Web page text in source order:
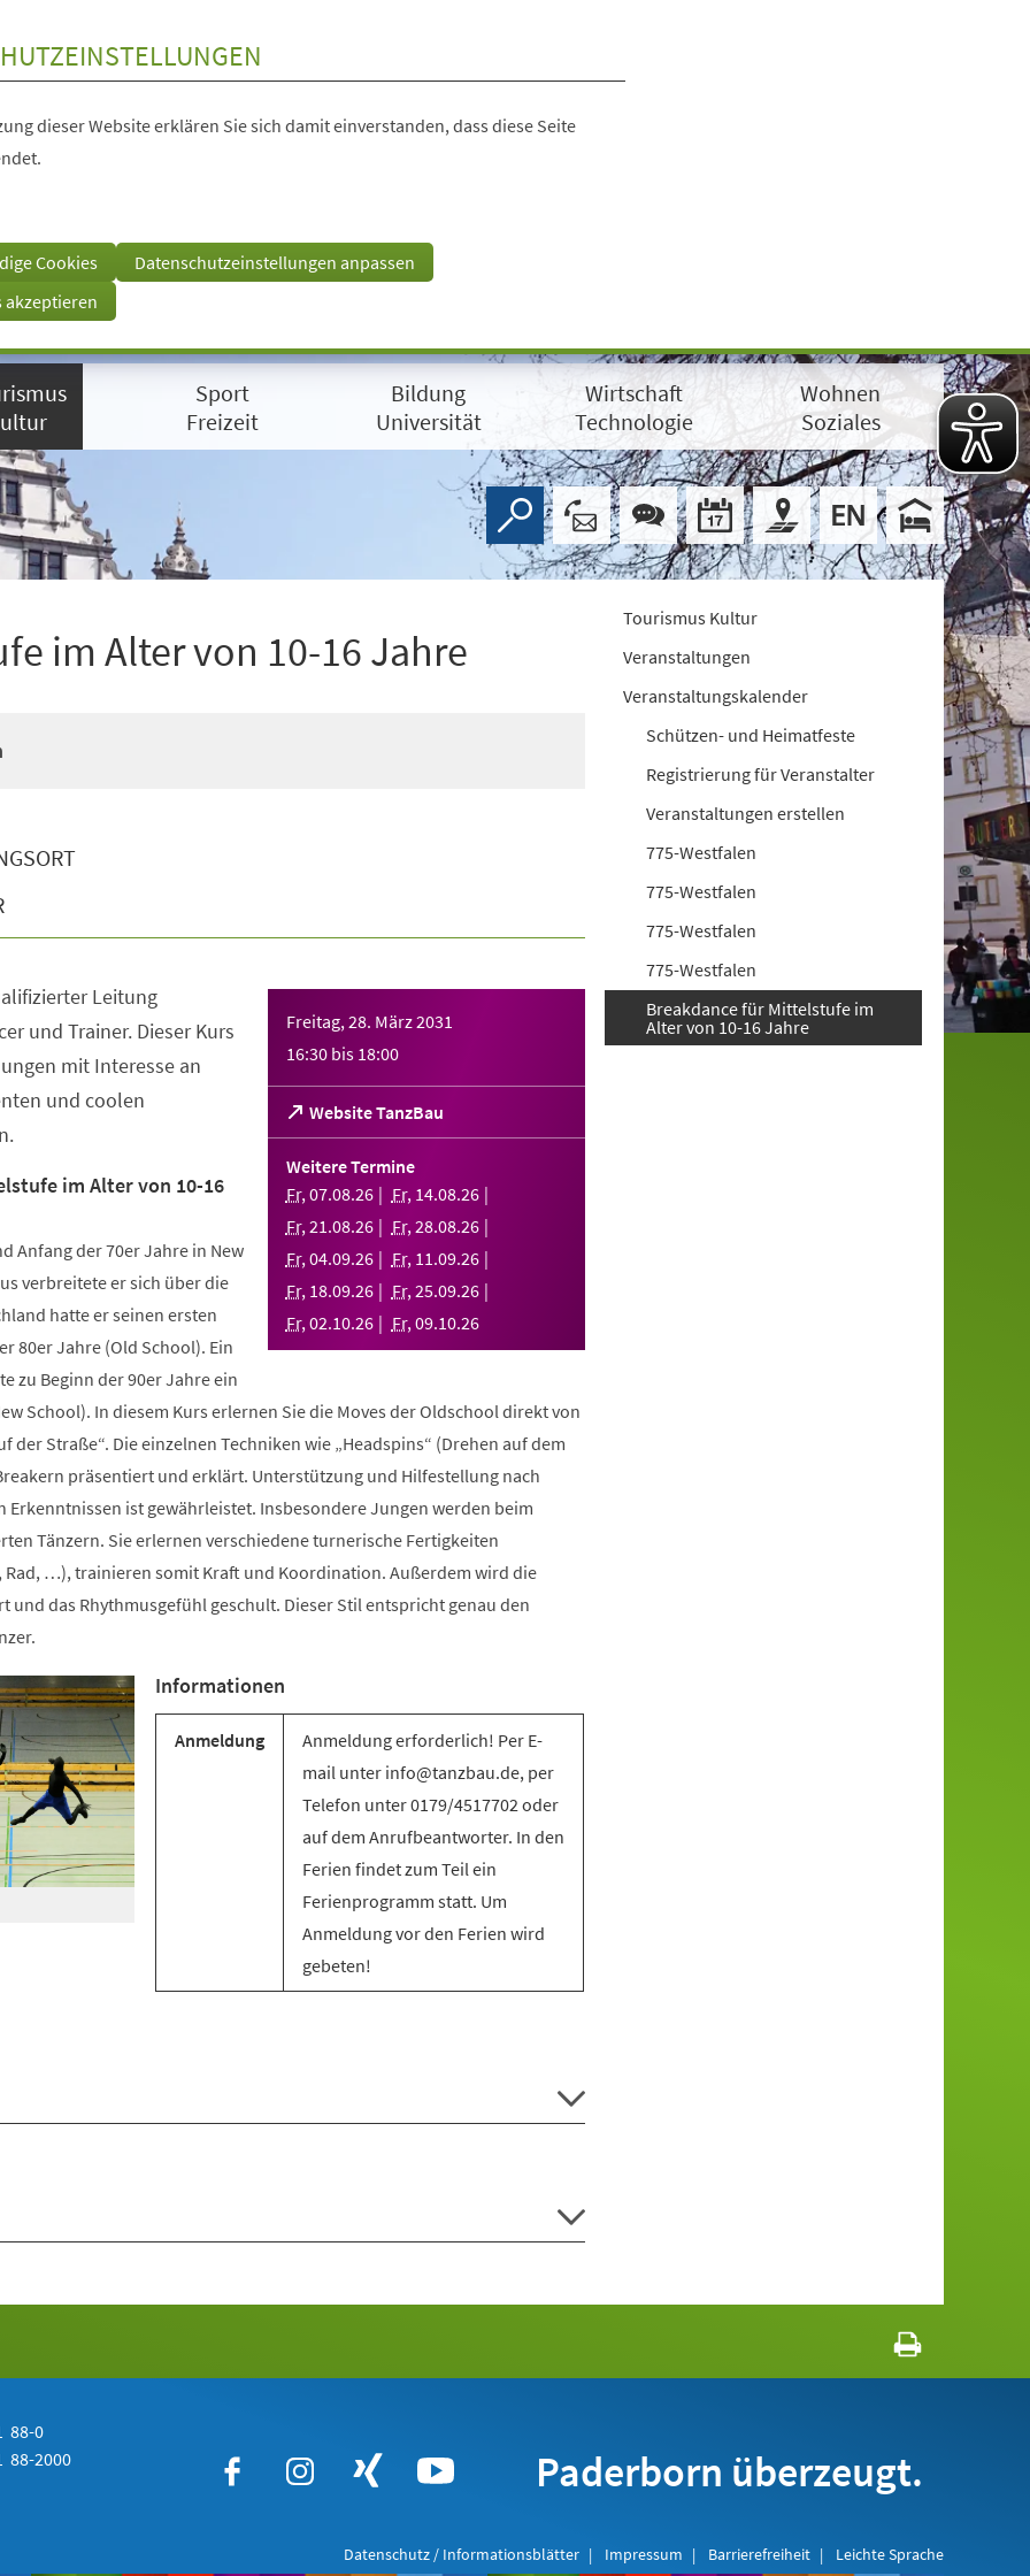
dieser Website erklären Sie sich damit einverstanden, dass diese Seite
Cookies
Datenschutzeinstellungen anpassen
akzeptieren
Sport
Freizeit
Bildung
Universität
Wirtschaft
Technologie
Wohnen
Soziales
im Alter von 10-16 Jahre
Freitag, 28. März 2031
16:30 bis 18:00
Website TanzBau
(Öffnet
in
einem
Tab)
Weitere Termine
Fr,07.08.26 Fr, 14.08.26
Fr,21.08.26 Fr,28.08.26
Fr,04.09.26 Fr, 11.09.26
Fr, 18.09.26 Fr,25.09.26
Fr,02.10.26 Fr,09.10.26
Leitung
und Trainer. Dieser Kurs
mit Interesse an
und coolen
im Alter von 10-16
Anfang der 70er Jahre in New
verbreitete er sich über die
hatte er seinen ersten
80er Jahre (Old School). Ein
zu Beginn der 90er Jahre ein
School). In diesem Kurs erlernen Sie die Moves der Oldschool direkt von
der Straße“. Die einzelnen Techniken wie „Headspins“ (Drehen auf dem
präsentiert und erklärt. Unterstützung und Hilfestellung nach
ist gewährleistet. Insbesondere Jungen werden beim
Tänzern. Sie erlernen verschiedene turnerische Fertigkeiten
Rad, …), trainieren somit Kraft und Koordination. Außerdem wird die
und das Rhythmusgefühl geschult. Dieser Stil entspricht genau den
Informationen
Anmeldung
Anmeldung erforderlich! Per E-
mail unter info@tanzbau.de, per
Telefon unter 0179/4517702 oder
auf dem Anrufbeantworter. In den
Ferien findet zum Teil ein
Ferienprogramm statt. Um
Anmeldung vor den Ferien wird
gebeten!
Tourismus Kultur
Veranstaltungen
Veranstaltungskalender
Schützen- und Heimatfeste
Registrierung für Veranstalter
Veranstaltungen erstellen
775-Westfalen
775-Westfalen
775-Westfalen
775-Westfalen
Breakdance für Mittelstufe im
Alter von 10-16 Jahre
88-0
88-2000 Paderborn überzeugt.
Datenschutz / Informationsblätter Impressum Barrierefreiheit Leichte Sprache